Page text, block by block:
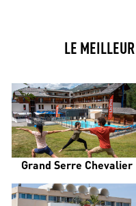
LE
Grand Serre Chevalier